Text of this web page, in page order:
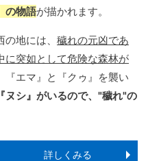
の物語が描かれます。
地には、 穢れの元凶であ
に突如として危険な森林が
『エマ』と『クゥ』を襲い
ヌシ』がいるので、"穢れ"の
詳しくみる